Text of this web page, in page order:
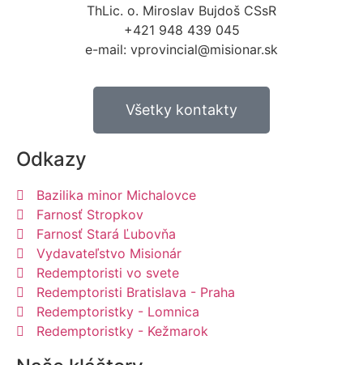
ThLic. o. Miroslav Bujdoš CSsR
+421 948 439 045
e-mail: vprovincial@misionar.sk
Všetky kontakty
Odkazy
Bazilika minor Michalovce
Farnosť Stropkov
Farnosť Stará Ľubovňa
Vydavateľstvo Misionár
Redemptoristi vo svete
Redemptoristi Bratislava - Praha
Redemptoristky - Lomnica
Redemptoristky - Kežmarok